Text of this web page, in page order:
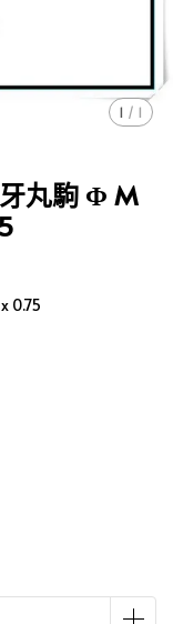
1 / 1
牙丸駒 Φ M
0.75